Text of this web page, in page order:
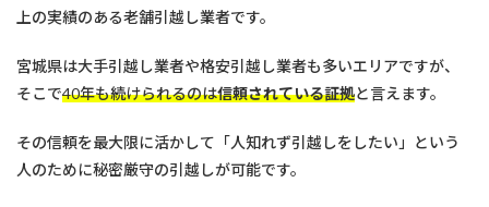
上の実績のある老舗引越し業者です。
宮城県は大手引越し業者や格安引越し業者も多いエリアですが、
そこで40年も続けられるのは信頼されている証拠と言えます。
その信頼を最大限に活かして「人知れず引越しをしたい」という
人のために秘密厳守の引越しが可能です。